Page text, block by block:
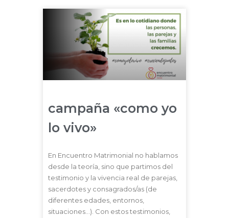
campaña «como yo
lo vivo»
En Encuentro Matrimonial no hablamos
desde la teoría, sino que partimos del
testimonio y la vivencia real de parejas,
sacerdotes y consagrados/as (de
diferentes edades, entornos,
situaciones…). Con estos testimonios,